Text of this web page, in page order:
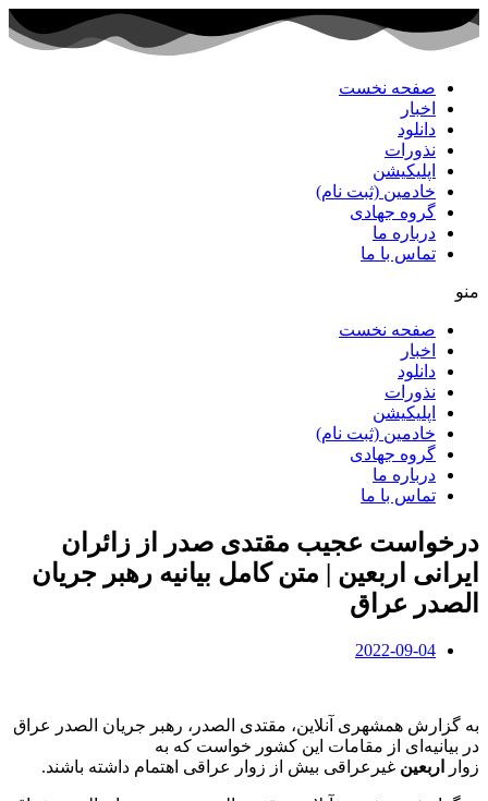
پرش
به
صفحه نخست
اخبار
دانلود
نذورات
اپلیکیشن
خادمین (ثبت نام)
گروه جهادی
درباره ما
تماس با ما
منو
صفحه نخست
اخبار
دانلود
نذورات
اپلیکیشن
خادمین (ثبت نام)
گروه جهادی
درباره ما
تماس با ما
درخواست عجیب مقتدی صدر از زائران
ایرانی اربعین | متن کامل بیانیه رهبر جریان
الصدر عراق
2022-09-04
به گزارش همشهری آنلاین، مقتدی الصدر، رهبر جریان الصدر عراق
در بیانیه‌ای از مقامات این کشور خواست که به
زوار
اربعین غیرعراقی بیش از زوار عراقی اهتمام داشته باشند.